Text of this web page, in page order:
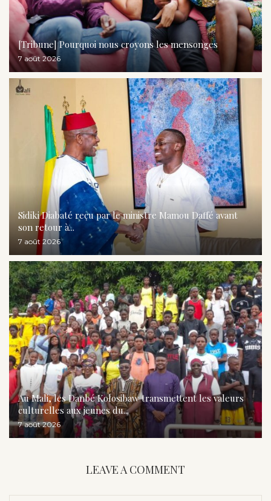
[Tribune] Pourquoi nous croyons les mensonges
7 août 2026
Sidiki Diabaté reçu par le ministre Mamou Daffé avant
son retour à...
7 août 2026
Au Mali, les Danbé Kolosibaw transmettent les valeurs
culturelles aux jeunes du...
7 août 2026
LEAVE A COMMENT